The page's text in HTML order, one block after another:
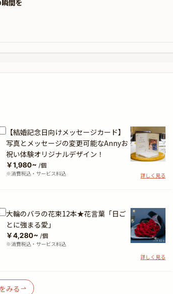
間を
【結婚記念日向けメッセージカード】
写真とメッセージの変更可能なAnnyお
祝い体験オリジナルデザイン！
￥1,980~ /個
※消費税込・サービス料込
詳しく見る
大輪のバラの花束12本★花言葉「日ご
とに強まる愛」
￥4,280~ /個
※消費税込・サービス料込
詳しく見る
みる